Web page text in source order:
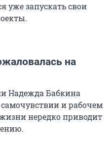
уже запускать свои
на
Надежда Бабкина
самочувствии и рабочем
нередко приводит